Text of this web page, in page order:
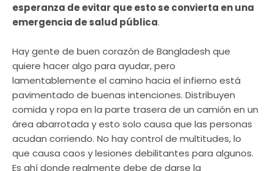
esperanza de evitar que esto se convierta en una
emergencia de salud pública.
Hay gente de buen corazón de Bangladesh que
quiere hacer algo para ayudar, pero
lamentablemente el camino hacia el infierno está
pavimentado de buenas intenciones. Distribuyen
comida y ropa en la parte trasera de un camión en un
área abarrotada y esto solo causa que las personas
acudan corriendo. No hay control de multitudes, lo
que causa caos y lesiones debilitantes para algunos.
Es ahí donde realmente debe de darse la